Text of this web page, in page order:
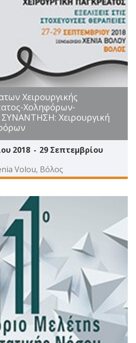
Χειρουργικής
Χοληφόρων-
Χειρουργική
2018
29 Σεπτεμβρίου
Volou, Βόλος